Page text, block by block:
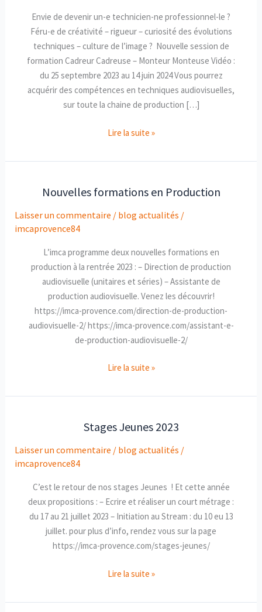
Envie de devenir un-e technicien-ne professionnel-le ?
Féru-e de créativité – rigueur – curiosité des évolutions
techniques – culture de l’image ? Nouvelle session de
formation Cadreur Cadreuse – Monteur Monteuse Vidéo :
du 25 septembre 2023 au 14 juin 2024 Vous pourrez
acquérir des compétences en techniques audiovisuelles,
sur toute la chaine de production […]
10H
–
Formation
Cadreur-
se
Monteur-
se
Lire la suite »
Nouvelles formations en Production
Laisser un commentaire / blog actualités /
imcaprovence84
L’imca programme deux nouvelles formations en
production à la rentrée 2023 : – Direction de production
audiovisuelle (unitaires et séries) – Assistante de
production audiovisuelle. Venez les découvrir!
https://imca-provence.com/direction-de-production-
audiovisuelle-2/ https://imca-provence.com/assistant-e-
de-production-audiovisuelle-2/
Nouvelles
en
Lire la suite »
Stages Jeunes 2023
Laisser un commentaire / blog actualités /
imcaprovence84
C’est le retour de nos stages Jeunes ! Et cette année
deux propositions : – Ecrire et réaliser un court métrage :
du 17 au 21 juillet 2023 – Initiation au Stream : du 10 eu 13
juillet. pour plus d’info, rendez vous sur la page
https://imca-provence.com/stages-jeunes/
Stages
2023
Lire la suite »